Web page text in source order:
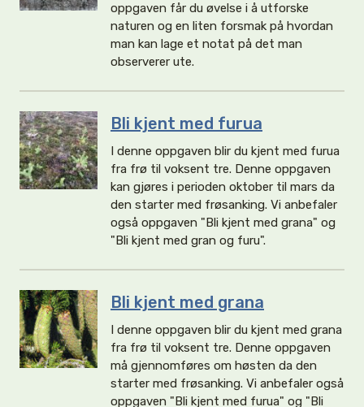
oppgaven får du øvelse i å utforske
naturen og en liten forsmak på hvordan
man kan lage et notat på det man
observerer ute.
Bli kjent med furua
I denne oppgaven blir du kjent med furua
fra frø til voksent tre. Denne oppgaven
kan gjøres i perioden oktober til mars da
den starter med frøsanking. Vi anbefaler
også oppgaven "Bli kjent med grana" og
"Bli kjent med gran og furu".
Bli kjent med grana
I denne oppgaven blir du kjent med grana
fra frø til voksent tre. Denne oppgaven
må gjennomføres om høsten da den
starter med frøsanking. Vi anbefaler også
oppgaven "Bli kjent med furua" og "Bli